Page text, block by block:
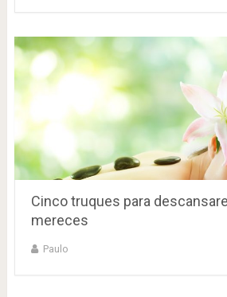
Cinco truques para
mereces
Paulo